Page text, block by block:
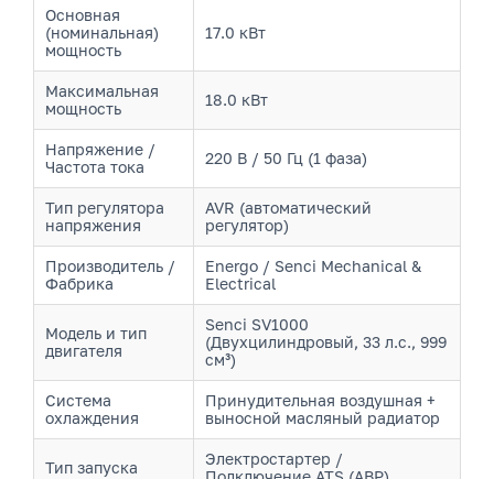
Основная
(номинальная)
мощность
17.0 кВт
Максимальная
мощность
18.0 кВт
Напряжение /
Частота тока
220 В / 50 Гц (1 фаза)
Тип регулятора
напряжения
AVR (автоматический
регулятор)
Производитель /
Фабрика
Energo / Senci Mechanical &
Electrical
Модель и тип
двигателя
Senci SV1000
(Двухцилиндровый, 33 л.с., 999
см³)
Система
охлаждения
Принудительная воздушная +
выносной масляный радиатор
Тип запуска
Электростартер /